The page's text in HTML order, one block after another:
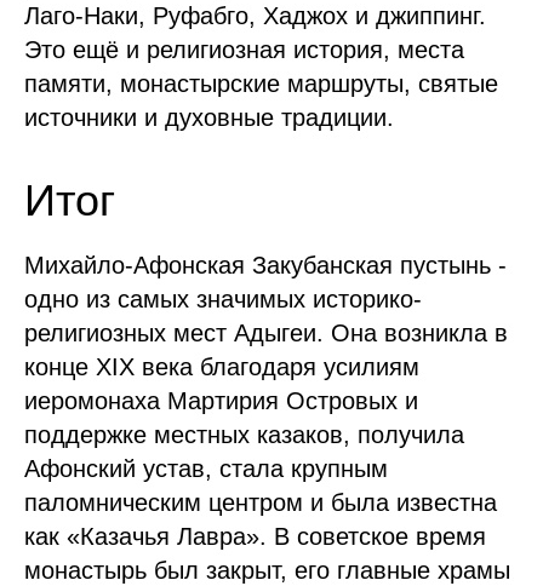
Лаго-Наки, Руфабго, Хаджох и джиппинг.
Это ещё и религиозная история, места
памяти, монастырские маршруты, святые
источники и духовные традиции.
Итог
Михайло-Афонская Закубанская пустынь -
одно из самых значимых историко-
религиозных мест Адыгеи. Она возникла в
конце XIX века благодаря усилиям
иеромонаха Мартирия Островых и
поддержке местных казаков, получила
Афонский устав, стала крупным
паломническим центром и была известна
как «Казачья Лавра». В советское время
монастырь был закрыт, его главные храмы